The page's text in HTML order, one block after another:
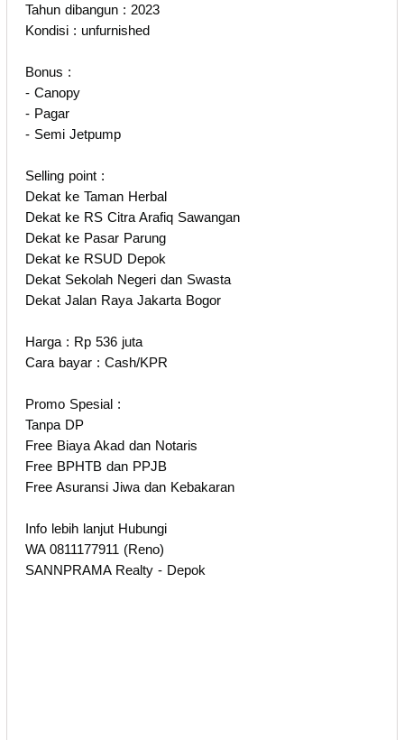
Tahun dibangun : 2023
Kondisi : unfurnished
Bonus :
- Canopy
- Pagar
- Semi Jetpump
Selling point :
Dekat ke Taman Herbal
Dekat ke RS Citra Arafiq Sawangan
Dekat ke Pasar Parung
Dekat ke RSUD Depok
Dekat Sekolah Negeri dan Swasta
Dekat Jalan Raya Jakarta Bogor
Harga : Rp 536 juta
Cara bayar : Cash/KPR
Promo Spesial :
Tanpa DP
Free Biaya Akad dan Notaris
Free BPHTB dan PPJB
Free Asuransi Jiwa dan Kebakaran
Info lebih lanjut Hubungi
WA 0811177911 (Reno)
SANNPRAMA Realty - Depok